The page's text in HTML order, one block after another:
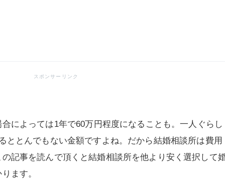
によっては1年で60万円程度になることも。一人ぐらし
ととんでもない金額ですよね。だから結婚相談所は費用
記事を読んで頂くと結婚相談所を他より安く選択して
ます。